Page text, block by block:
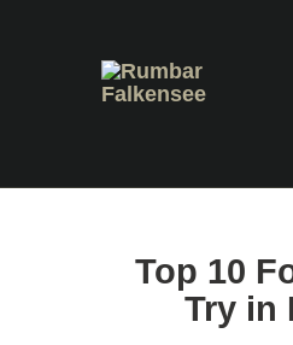
Top 10
Try in
Rumbar